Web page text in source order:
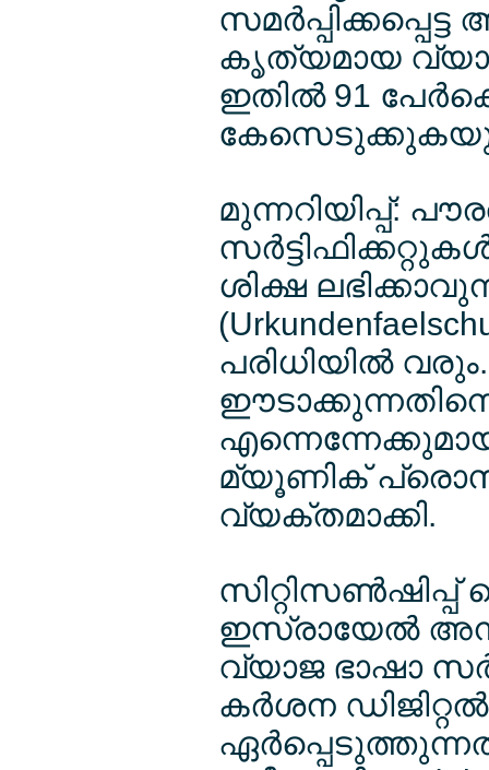
കൃത്യമായ വ്യാജ
ഇതില്‍ 91
കേസെടുക്കുകയും
മുന്നറിയിപ്പ്:
ശിക്ഷ
പരിധിയില്‍
മ്യൂണിക്
വ്യക്തമാക്കി.
ഇസ്രായേല്‍
വ്യാജ ഭാഷാ
കര്‍ശന